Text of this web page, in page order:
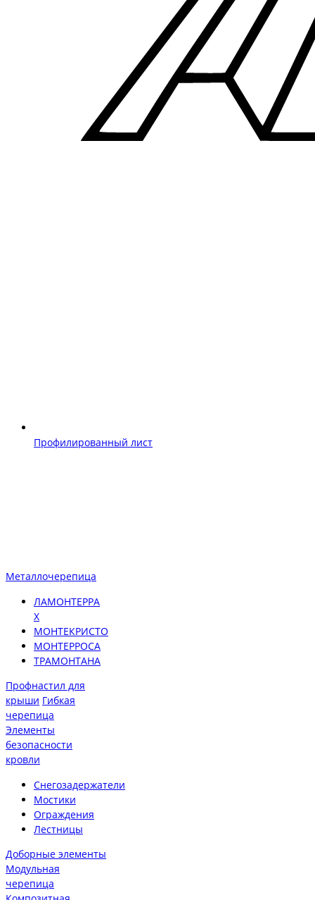
Профилированный лист
Металлочерепица
ЛАМОНТЕРРА
X
МОНТЕКРИСТО
МОНТЕРРОСА
ТРАМОНТАНА
Профнастил для
крыши Гибкая
черепица
Элементы
безопасности
кровли
Снегозадержатели
Мостики
Ограждения
Лестницы
Доборные элементы
Модульная
черепица